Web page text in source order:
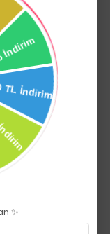
hava
yardımcı
oluşumunun
kanallar,
ve
sağlanır.
fırçası
- 6 aylık bebekler
18+ ay
temin edilebilir.
✨